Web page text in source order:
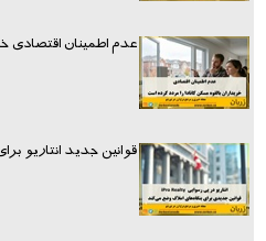
عدم اطمینان اقتصادی
قوانین جدید انتاریو